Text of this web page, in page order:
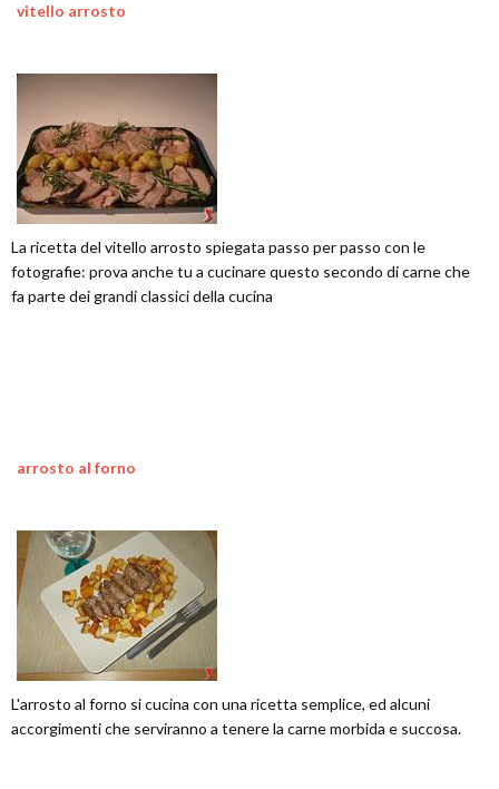
vitello arrosto
La ricetta del vitello arrosto spiegata passo per passo con le
fotografie: prova anche tu a cucinare questo secondo di carne che
fa parte dei grandi classici della cucina
arrosto al forno
L'arrosto al forno si cucina con una ricetta semplice, ed alcuni
accorgimenti che serviranno a tenere la carne morbida e succosa.